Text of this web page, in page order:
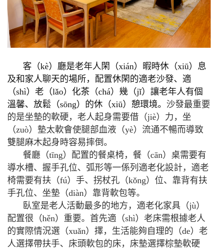
客（kè）廳是老年人閑（xián）暇時休（xiū）息
及和家人聊天的場所，配置休閑的適老沙發、適
（shì）老（lǎo）化茶（chá）幾（jǐ）讓老年人有個
溫馨、放鬆（sōng）的休（xiū）憩環境。 沙發最重要
的是坐墊的軟硬，老人起身需要借（jiè）力，坐
（zuò）墊太軟會使腿部血液（yè）流通不暢而導致
雙腿麻木起身時容易摔倒。
餐廳（tīng）配置的餐桌椅，餐（cān）桌需要有
導水槽、握手孔位、弧形等一係列適老化設計，適老
椅需要有扶（fú）手、拐杖孔（kǒng）位、靠背有扶
手孔位、坐墊（diàn）靠背軟包等。
臥室是老人活動最多的地方，適老化家具（jù）
配置很（hěn）重要。首先適（shì）老床需根據老人
的實際情況選（xuǎn）擇，生活能夠自理的（de）老
人選擇帶扶手、床頭軟包的床，床墊選擇棕墊軟硬